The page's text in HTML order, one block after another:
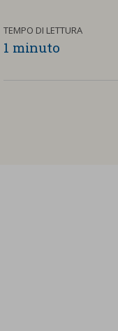
TEMPO DI LETTURA
1 minuto